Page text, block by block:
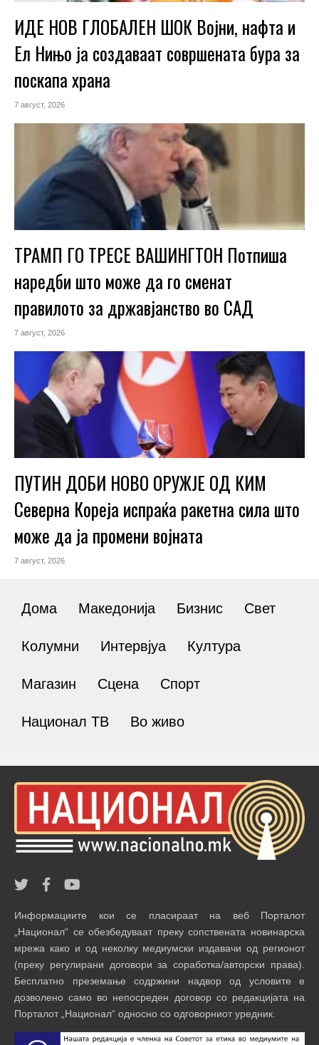
ИДЕ НОВ ГЛОБАЛЕН ШОК Војни, нафта и
Ел Нињо ја создаваат совршената бура за
поскапа храна
7 август, 2026
ТРАМП ГО ТРЕСЕ ВАШИНГТОН Потпиша
наредби што може да го сменат
правилото за државјанство во САД
7 август, 2026
ПУТИН ДОБИ НОВО ОРУЖЈЕ ОД КИМ
Северна Кореја испраќа ракетна сила што
може да ја промени војната
7 август, 2026
Дома Македонија Бизнис Свет
Колумни Интервјуа Култура
Магазин Сцена Спорт
Национал ТВ Во живо
Информациите кои се пласираат на веб Порталот
„Национал“ се обезбедуваат преку сопствената новинарска
мрежа како и од неколку медиумски издавачи од регионот
(преку регулирани договори за соработка/авторски права).
Бесплатно преземање содржини надвор од условите е
дозволено само во непосреден договор со редакцијата на
Порталот „Национал“ односно со одговорниот уредник.